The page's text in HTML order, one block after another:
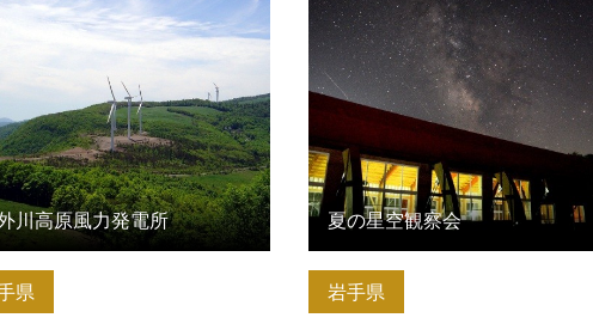
県
川高原風力発電所
岩手県
夏の星空観察会